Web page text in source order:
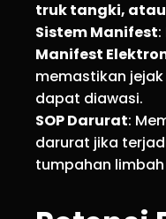
truk tangki,
Sistem Manifest
Manifest
memastikan
dapat diawasi.
SOP Darurat:
darurat jika
tumpahan